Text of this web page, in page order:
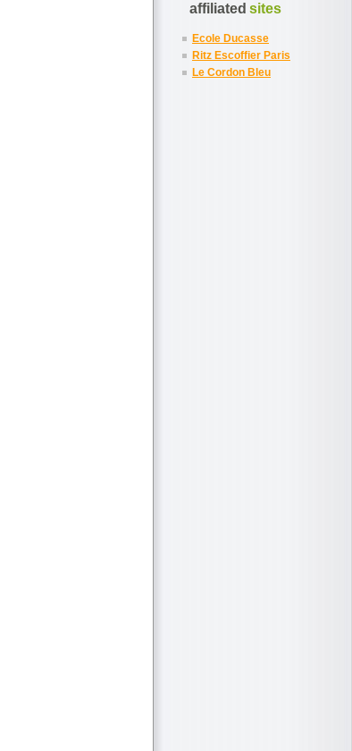
affiliated sites
Ecole Ducasse
Ritz Escoffier Paris
Le Cordon Bleu